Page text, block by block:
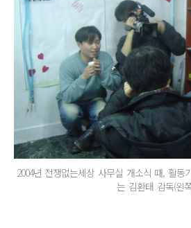
2004년 전쟁없는세상 사무실 개소식 때, 활동
는 김환태 감독(왼